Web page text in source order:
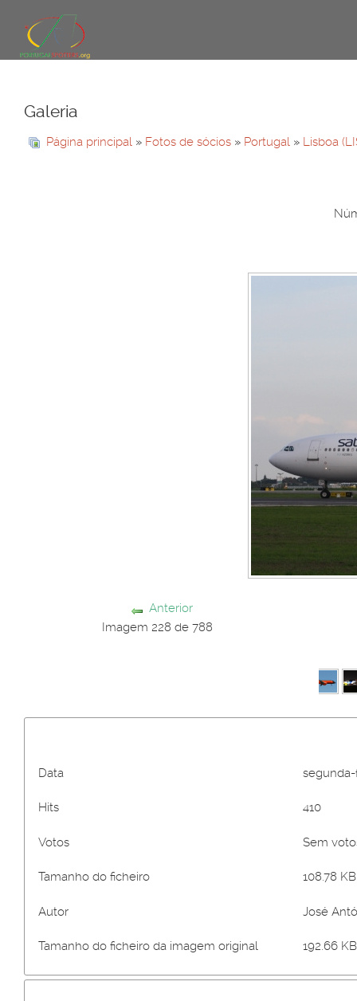
Galeria
Página principal » Fotos de sócios » Portugal » Lisboa
Anterior
Imagem 228 de 788
Data segunda-
Hits 410
Votos Sem
Tamanho do ficheiro 108.78
Autor José
Tamanho do ficheiro da imagem original 192.66